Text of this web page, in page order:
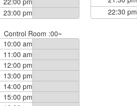
23:00 pm
22:30 pm
Control Room :00~
10:00 am
11:00 am
12:00 pm
13:00 pm
14:00 pm
15:00 pm